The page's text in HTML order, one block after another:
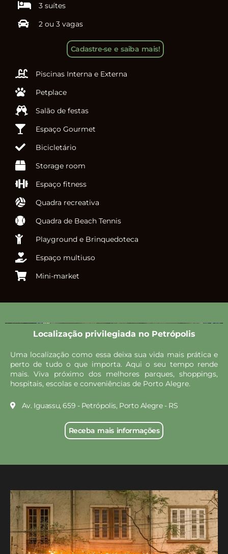
3 suítes
2 ou 3 vagas
Cadastre-se e saiba mais!
Piscinas Interna e Externa
Petplace
Salão de festas
Espaço Gourmet
Bicicletário
Storage room
Espaço fitness
Quadra recreativa
Quadra de Beach Tennis
Playground e Brinquedoteca
Espaço multiuso
Mini-market
Localização privilegiada no Petrópolis
Uma localização como essa deixa sua vida mais prática e
perto de tudo o que importa. Aqui o seu tempo rende
mais. Viva próximo dos melhores parques, shoppings,
hospitais, escolas e conveniências de Porto Alegre.
Av. Iguassu, 659 - Petrópolis, Porto Alegre - RS
Receba mais informações